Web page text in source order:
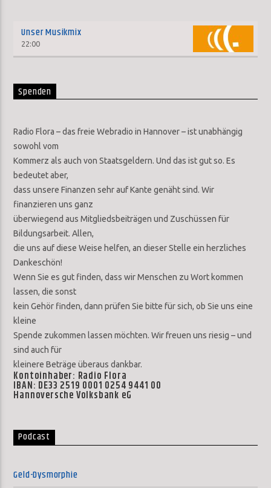
Unser Musikmix
22:00
Spenden
Radio Flora – das freie Webradio in Hannover – ist unabhängig
sowohl vom
Kommerz als auch von Staatsgeldern. Und das ist gut so. Es
bedeutet aber,
dass unsere Finanzen sehr auf Kante genäht sind. Wir
finanzieren uns ganz
überwiegend aus Mitgliedsbeiträgen und Zuschüssen für
Bildungsarbeit. Allen,
die uns auf diese Weise helfen, an dieser Stelle ein herzliches
Dankeschön!
Wenn Sie es gut finden, dass wir Menschen zu Wort kommen
lassen, die sonst
kein Gehör finden, dann prüfen Sie bitte für sich, ob Sie uns eine
kleine
Spende zukommen lassen möchten. Wir freuen uns riesig – und
sind auch für
kleinere Beträge überaus dankbar.
Kontoinhaber: Radio Flora
IBAN: DE33 2519 0001 0254 9441 00
Hannoversche Volksbank eG
Podcast
Geld-Dysmorphie